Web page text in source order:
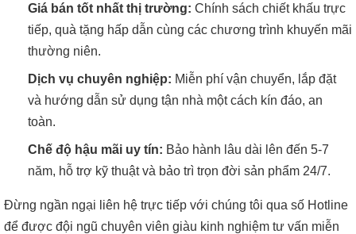
Giá bán tốt nhất thị trường: Chính sách chiết khấu trực
tiếp, quà tặng hấp dẫn cùng các chương trình khuyến mãi
thường niên.
Dịch vụ chuyên nghiệp: Miễn phí vận chuyển, lắp đặt
và hướng dẫn sử dụng tận nhà một cách kín đáo, an
toàn.
Chế độ hậu mãi uy tín: Bảo hành lâu dài lên đến 5-7
năm, hỗ trợ kỹ thuật và bảo trì trọn đời sản phẩm 24/7.
Đừng ngần ngại liên hệ trực tiếp với chúng tôi qua số Hotline
để được đội ngũ chuyên viên giàu kinh nghiệm tư vấn miễn